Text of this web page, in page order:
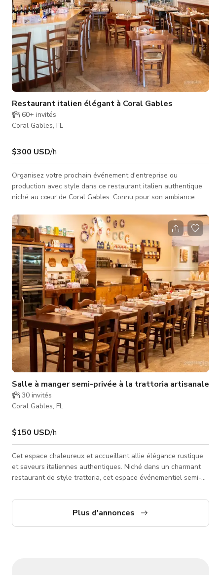
Restaurant italien élégant à Coral Gables
60+ invités
Coral Gables, FL
$300 USD/h
Organisez votre prochain événement d'entreprise ou
production avec style dans ce restaurant italien authentique
niché au cœur de Coral Gables. Connu pour son ambiance
tout, des dîners exécutifs et cocktails de réseautage aux
déjeuners d'équipe intimes et célébrations privées. Avec une
capacité d'accueil jusqu'à 60 invités et des espaces de
restauration semi-privés et privés flexibles, notre restaurant
offre un cadre so
Salle à manger semi-privée à la trattoria artisanale
30 invités
Coral Gables, FL
$150 USD/h
Cet espace chaleureux et accueillant allie élégance rustique
et saveurs italiennes authentiques. Niché dans un charmant
restaurant de style trattoria, cet espace événementiel semi-
rencontres de réseautage, des déjeuners d'équipe intimes et
des célébrations personnelles. Spécialisé dans les plats
Plus d'annonces